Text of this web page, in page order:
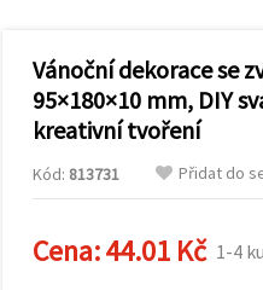
marketing.
Můžete
souhlasit s
použitím
cookies
kliknutím
vše!" Nebo
můžete
Vánoční dekorace se
95×180×10 mm, DIY
kreativní tvoření
Kód: 813731 Přidat do
Cena:44.01 Kč 1-4